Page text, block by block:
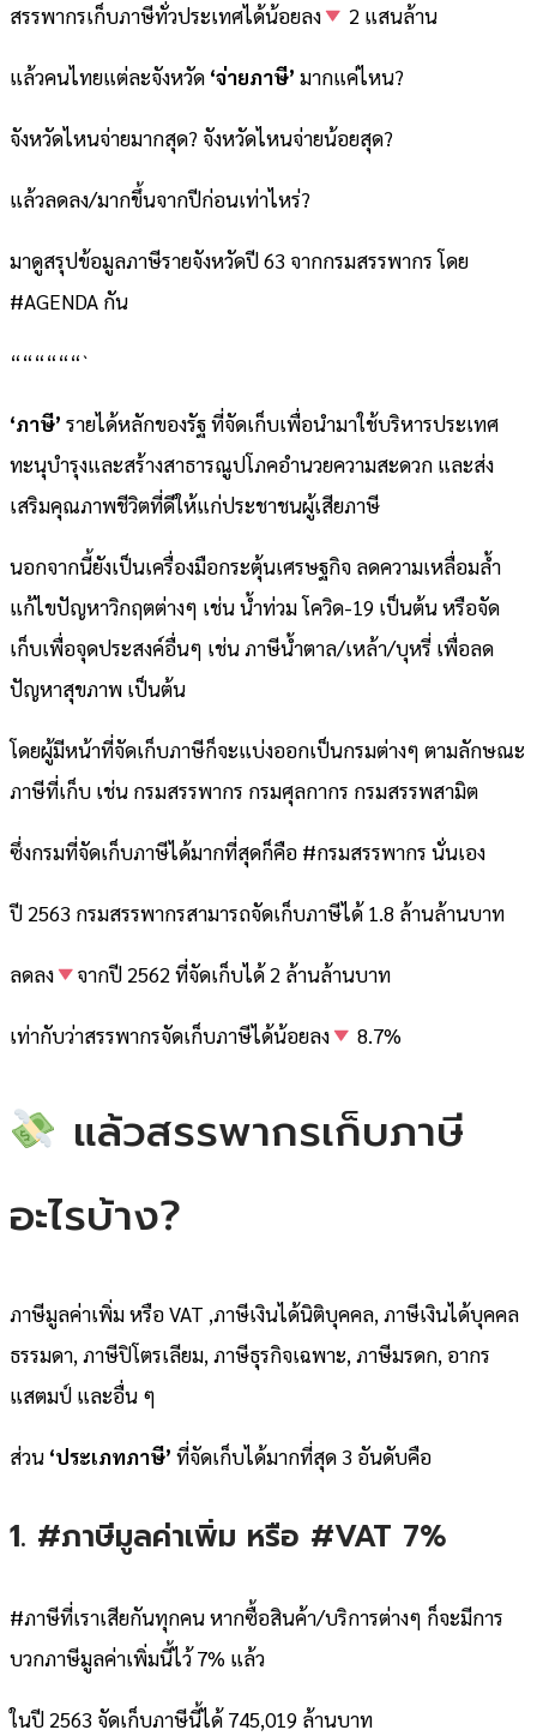
สรรพากรเก็บภาษีทั่วประเทศได้น้อยลง 2 แสนล้าน
แล้วคนไทยแต่ละจังหวัด ‘จ่ายภาษี’ มากแค่ไหน?
จังหวัดไหนจ่ายมากสุด?​ จังหวัดไหนจ่ายน้อยสุด?
แล้วลดลง/มากขึ้นจากปีก่อนเท่าไหร่?
มาดูสรุปข้อมูลภาษีรายจังหวัดปี 63 จากกรมสรรพากร โดย
#AGENDA กัน
““““““`
‘ภาษี’ รายได้หลักของรัฐ ที่จัดเก็บเพื่อนำมาใช้บริหารประเทศ
ทะนุบำรุงและสร้างสาธารณูปโภคอำนวยความสะดวก และส่ง
เสริมคุณภาพชีวิตที่ดีให้แก่ประชาชนผู้เสียภาษี
นอกจากนี้ยังเป็นเครื่องมือกระตุ้นเศรษฐกิจ ลดความเหลื่อมล้ำ
แก้ไขปัญหาวิกฤตต่างๆ เช่น น้ำท่วม โควิด-19 เป็นต้น หรือจัด
เก็บเพื่อจุดประสงค์อื่นๆ เช่น ภาษีน้ำตาล/เหล้า/บุหรี่ เพื่อลด
ปัญหาสุขภาพ เป็นต้น
โดยผู้มีหน้าที่จัดเก็บภาษีก็จะแบ่งออกเป็นกรมต่างๆ ตามลักษณะ
ภาษีที่เก็บ เช่น กรมสรรพากร กรมศุลกากร กรมสรรพสามิต
ซึ่งกรมที่จัดเก็บภาษีได้มากที่สุดก็คือ #กรมสรรพากร นั่นเอง
ปี 2563 กรมสรรพากรสามารถจัดเก็บภาษีได้ 1.8 ล้านล้านบาท
ลดลง จากปี 2562 ที่จัดเก็บได้ 2 ล้านล้านบาท
เท่ากับว่าสรรพากรจัดเก็บภาษีได้น้อยลง 8.7%
แล้วสรรพากรเก็บภาษี
อะไรบ้าง?
ภาษีมูลค่าเพิ่ม หรือ VAT ,ภาษีเงินได้นิติบุคคล, ภาษีเงินได้บุคคล
ธรรมดา, ภาษีปิโตรเลียม, ภาษีธุรกิจเฉพาะ, ภาษีมรดก,​ อากร
แสตมป์ และอื่น ๆ
ส่วน ‘ประเภทภาษี’ ที่จัดเก็บได้มากที่สุด 3 อันดับคือ
1. #ภาษีมูลค่าเพิ่ม หรือ #VAT 7%
#ภาษีที่เราเสียกันทุกคน หากซื้อสินค้า/บริการต่างๆ ก็จะมีการ
บวกภาษีมูลค่าเพิ่มนี้ไว้ 7% แล้ว
ในปี 2563 จัดเก็บภาษีนี้ได้ 745,019 ล้านบาท